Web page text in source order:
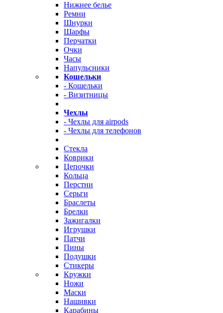
Нижнее белье
Ремни
Шнурки
Шарфы
Перчатки
Очки
Часы
Напульсники
Кошельки
- Кошельки
- Визитницы
Чехлы
- Чехлы для airpods
- Чехлы для телефонов
Стекла
Коврики
Цепочки
Кольца
Перстни
Серьги
Браслеты
Брелки
Зажигалки
Игрушки
Патчи
Пины
Подушки
Стикеры
Кружки
Ножи
Маски
Нашивки
Карабины